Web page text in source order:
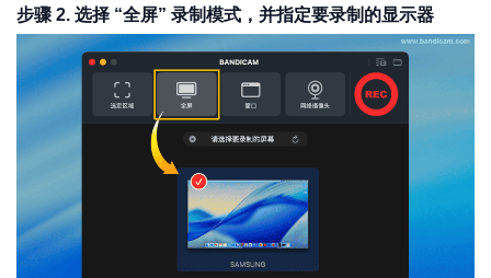
步骤 2. 选择 “全屏” 录制模式，并指定要录制的显示器